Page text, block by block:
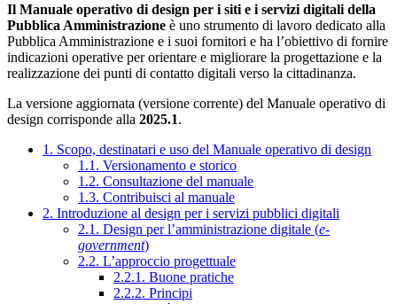
Il Manuale operativo di design per i siti e i servizi digitali della
Pubblica Amministrazione è uno strumento di lavoro dedicato alla
Pubblica Amministrazione e i suoi fornitori e ha l’obiettivo di fornire
indicazioni operative per orientare e migliorare la progettazione e la
realizzazione dei punti di contatto digitali verso la cittadinanza.
La versione aggiornata (versione corrente) del Manuale operativo di
design corrisponde alla 2025.1.
1. Scopo, destinatari e uso del Manuale operativo di design
1.1. Versionamento e storico
1.2. Consultazione del manuale
1.3. Contribuisci al manuale
2. Introduzione al design per i servizi pubblici digitali
2.1. Design per l’amministrazione digitale (e-
government)
2.2. L’approccio progettuale
2.2.1. Buone pratiche
2.2.2. Principi